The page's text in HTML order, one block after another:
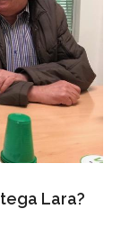
Lara?